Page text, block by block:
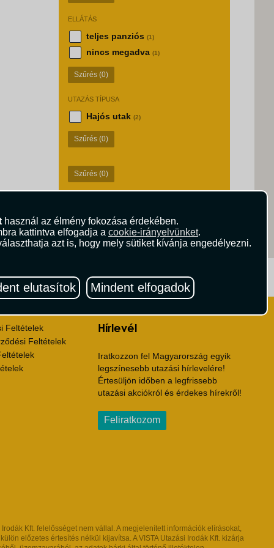
használ az élmény fokozása érdekében.
kattintva elfogadja a cookie-irányelvünket.
azt is, hogy mely sütiket kívánja engedélyezni.
elutasítok Mindent elfogadok
ELLÁTÁS
teljes panziós (1)
nincs megadva (1)
Szűrés (0)
UTAZÁS TÍPUSA
Hajós utak (2)
Szűrés (0)
Szűrés (0)
Vista Magazin
Feltételek
Feltételek
Hírlevél
Iratkozzon fel Magyarország egyik
legszínesebb utazási hírlevelére!
Értesüljön időben a legfrissebb
utazási akciókról és érdekes hírekről!
Feliratkozom
Kft. felelősséget nem vállal. A megjelenített információk elírásokat,
előzetes értesítés nélkül kijavítsa. A VISTA Utazási Irodák Kft. kizárja